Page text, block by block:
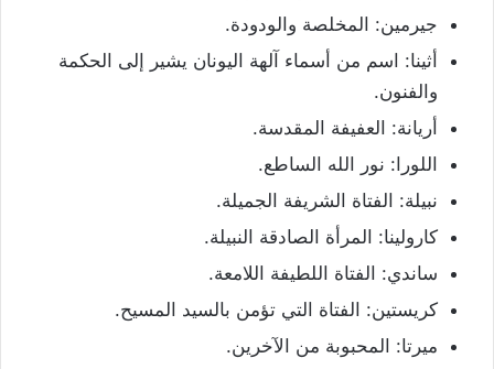
جيرمين: المخلصة والودودة.
أثينا: اسم من أسماء آلهة اليونان يشير إلى الحكمة
والفنون.
أريانة: العفيفة المقدسة.
اللورا: نور الله الساطع.
نبيلة: الفتاة الشريفة الجميلة.
كارولينا: المرأة الصادقة النبيلة.
ساندي: الفتاة اللطيفة اللامعة.
كريستين: الفتاة التي تؤمن بالسيد المسيح.
ميرتا: المحبوبة من الآخرين.